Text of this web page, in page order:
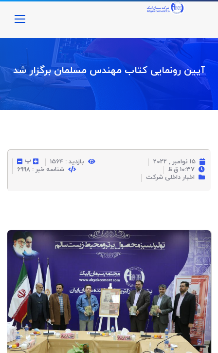
آیین رونمایی کتاب مهندس مسلمان برگزار شد
15 نوامبر , 2022
10:37 ق.ظ
اخبار داخلی شرکت
بازدید : 1564 پ
شناسه خبر : 6998